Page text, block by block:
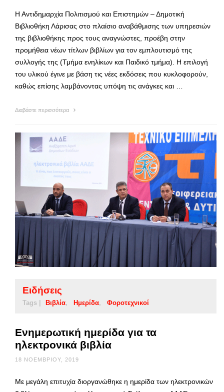
Η Αντιδημαρχία Πολιτισμού και Επιστημών – Δημοτική
Βιβλιοθήκη Λάρισας στο πλαίσιο αναβάθμισης των υπηρεσιών
της βιβλιοθήκης προς τους αναγνώστες, προέβη στην
προμήθεια νέων τίτλων βιβλίων για τον εμπλουτισμό της
συλλογής της (Τμήμα ενηλίκων και Παιδικό τμήμα). Η επιλογή
του υλικού έγινε με βάση τις νέες εκδόσεις που κυκλοφορούν,
καθώς επίσης λαμβάνοντας υπόψη τις ανάγκες και …
Διαβάστε περισσότερα
Ειδήσεις
Tags | Βιβλία Ημερίδα Φοροτεχνικοί
Ενημερωτική ημερίδα για τα
ηλεκτρονικά βιβλία
18 ΝΟΕΜΒΡΊΟΥ, 2019
Με μεγάλη επιτυχία διοργανώθηκε η ημερίδα των ηλεκτρονικών